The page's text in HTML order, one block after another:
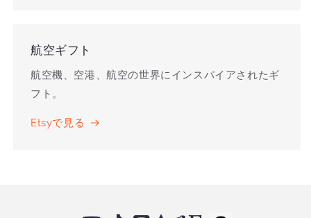
航空ギフト
航空機、空港、航空の世界にインスパイアされたギ
フト。
Etsyで見る